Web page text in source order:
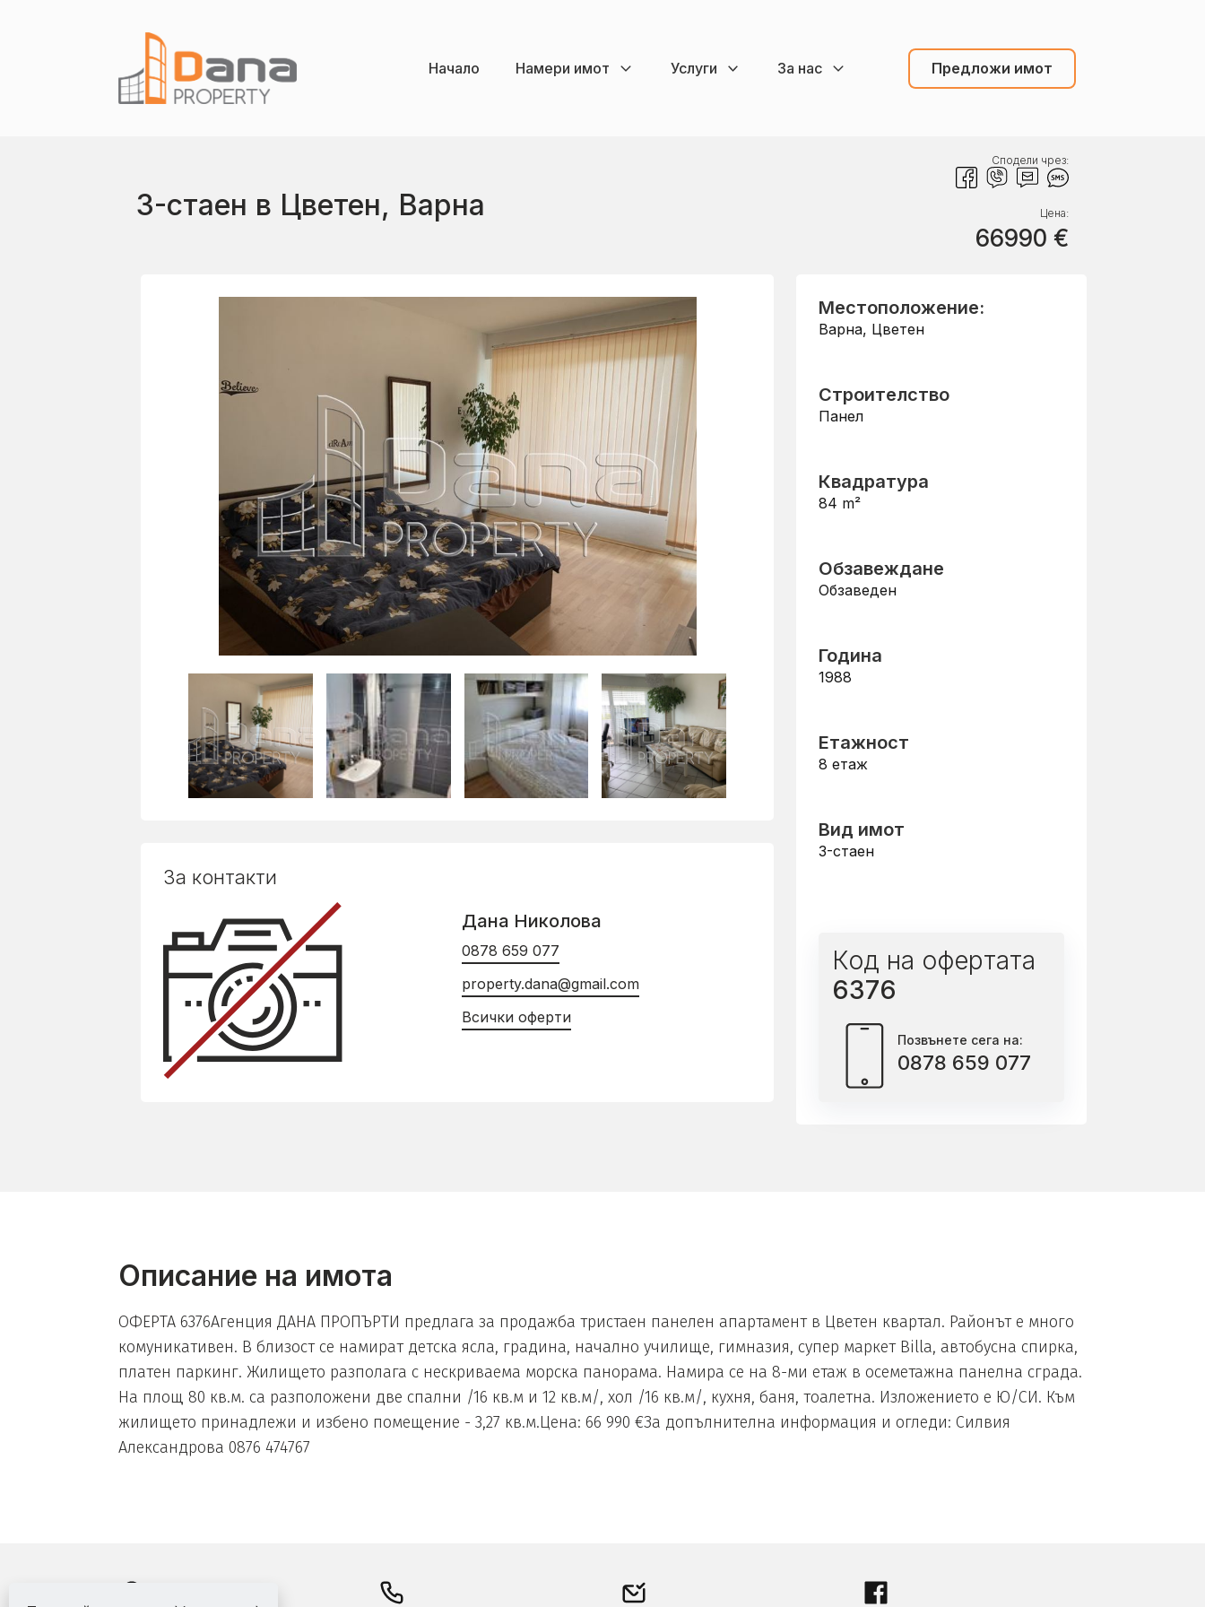
Начало Намери имот Услуги За нас Предложи имот
3-стаен в Цветен, Варна
Сподели чрез:
Цена:
66990 €
За контакти
Дана Николова
0878 659 077
property.dana@gmail.com
Всички оферти
Местоположение:
Варна, Цветен
Строителство
Панел
Квадратура
84 m²
Обзавеждане
Обзаведен
Година
1988
Етажност
8 етаж
Вид имот
3-стаен
Код на офертата
6376
Позвънете сега на:
0878 659 077
Описание на имота
ОФЕРТА 6376Агенция ДАНА ПРОПЪРТИ предлага за продажба тристаен панелен апартамент в Цветен квартал. Районът е много
комуникативен. В близост се намират детска ясла, градина, начално училище, гимназия, супер маркет Billa, автобусна спирка,
платен паркинг. Жилището разполага с нескриваема морска панорама. Намира се на 8-ми етаж в осеметажна панелна сграда.
На площ 80 кв.м. са разположени две спални /16 кв.м и 12 кв.м/, хол /16 кв.м/, кухня, баня, тоалетна. Изложението е Ю/СИ. Към
жилището принадлежи и избено помещение - 3,27 кв.м.Цена: 66 990 €За допълнителна информация и огледи: Силвия
Александрова 0876 474767